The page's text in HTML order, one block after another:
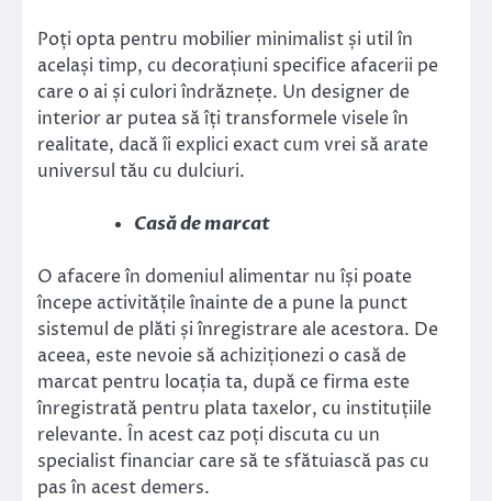
Poți opta pentru mobilier minimalist și util în
același timp, cu decorațiuni specifice afacerii pe
care o ai și culori îndrăznețe. Un designer de
interior ar putea să îți transformele visele în
realitate, dacă îi explici exact cum vrei să arate
universul tău cu dulciuri.
Casă de marcat
O afacere în domeniul alimentar nu își poate
începe activitățile înainte de a pune la punct
sistemul de plăti și înregistrare ale acestora. De
aceea, este nevoie să achiziționezi o casă de
marcat pentru locația ta, după ce firma este
înregistrată pentru plata taxelor, cu instituțiile
relevante. În acest caz poți discuta cu un
specialist financiar care să te sfătuiască pas cu
pas în acest demers.